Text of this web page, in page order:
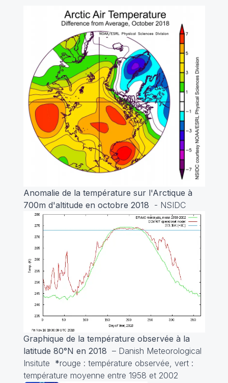
Anomalie de la température sur l'Arctique à
700m d'altitude en octobre 2018 - NSIDC
Graphique de la température observée à la
latitude 80°N en 2018 – Danish Meteorological
Insitute *rouge : température observée, vert :
température moyenne entre 1958 et 2002